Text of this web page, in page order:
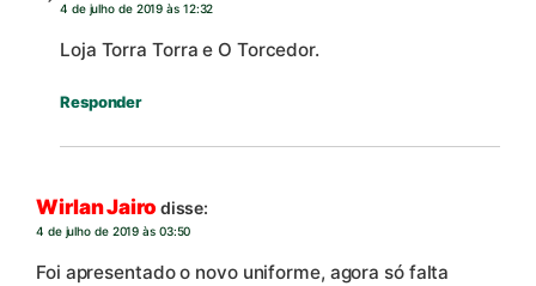
4 de julho de 2019 às 12:32
Loja Torra Torra e O Torcedor.
Responder
Wirlan Jairo disse:
4 de julho de 2019 às 03:50
Foi apresentado o novo uniforme, agora só falta